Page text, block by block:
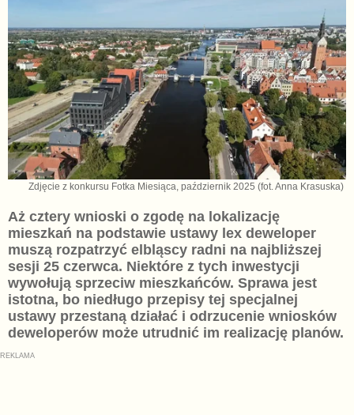
Zdjęcie z konkursu Fotka Miesiąca, październik 2025 (fot. Anna Krasuska)
Aż cztery wnioski o zgodę na lokalizację
mieszkań na podstawie ustawy lex deweloper
muszą rozpatrzyć elbląscy radni na najbliższej
sesji 25 czerwca. Niektóre z tych inwestycji
wywołują sprzeciw mieszkańców. Sprawa jest
istotna, bo niedługo przepisy tej specjalnej
ustawy przestaną działać i odrzucenie wniosków
deweloperów może utrudnić im realizację planów.